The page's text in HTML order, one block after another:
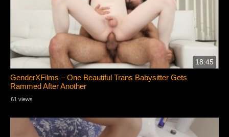
18:45
GenderXFilms – One Beautiful Trans Babysitter Gets
Rammed After Another
61 views